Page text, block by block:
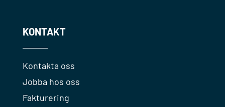
KONTAKT
Kontakta oss
Jobba hos oss
Fakturering